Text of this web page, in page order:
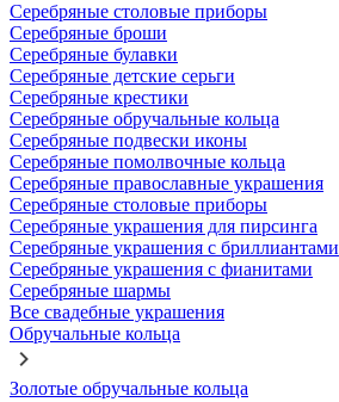
Серебряные столовые приборы
Серебряные броши
Серебряные булавки
Серебряные детские серьги
Серебряные крестики
Серебряные обручальные кольца
Серебряные подвески иконы
Серебряные помолвочные кольца
Серебряные православные украшения
Серебряные столовые приборы
Серебряные украшения для пирсинга
Серебряные украшения с бриллиантами
Серебряные украшения с фианитами
Серебряные шармы
Все свадебные украшения
Обручальные кольца
Золотые обручальные кольца